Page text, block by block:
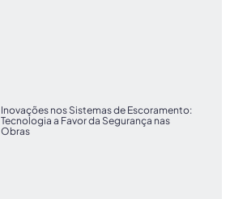
Inovações nos Sistemas de Escoramento:
Tecnologia a Favor da Segurança nas
Obras